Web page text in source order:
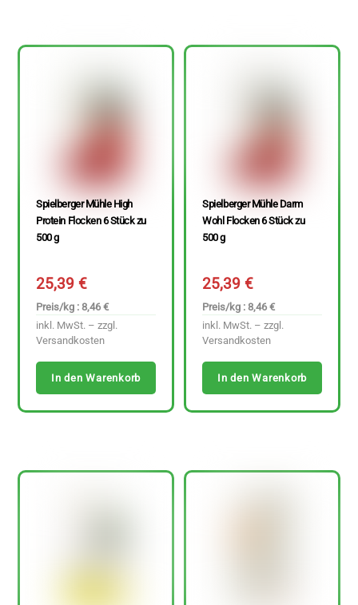
Spielberger Mühle High
Protein Flocken 6 Stück zu
500 g
25,39€
Preis/kg : 8,46 €
inkl. MwSt. – zzgl.
Versandkosten
In den Warenkorb
Spielberger Mühle Darm
Wohl Flocken 6 Stück zu
500 g
25,39€
Preis/kg : 8,46 €
inkl. MwSt. – zzgl.
Versandkosten
In den Warenkorb